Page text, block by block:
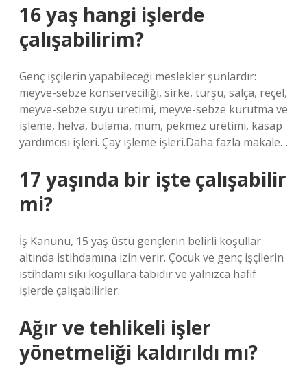
16 yaş hangi işlerde
çalışabilirim?
Genç işçilerin yapabileceği meslekler şunlardır:
meyve-sebze konserveciliği, sirke, turşu, salça, reçel,
meyve-sebze suyu üretimi, meyve-sebze kurutma ve
işleme, helva, bulama, mum, pekmez üretimi, kasap
yardımcısı işleri. Çay işleme işleri.Daha fazla makale…
17 yaşında bir işte çalışabilir
mi?
İş Kanunu, 15 yaş üstü gençlerin belirli koşullar
altında istihdamına izin verir. Çocuk ve genç işçilerin
istihdamı sıkı koşullara tabidir ve yalnızca hafif
işlerde çalışabilirler.
Ağır ve tehlikeli işler
yönetmeliği kaldırıldı mı?